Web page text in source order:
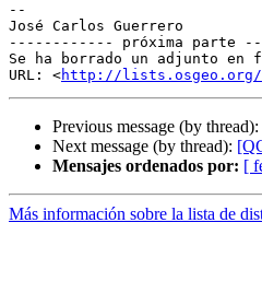
--
José Carlos Guerrero
------------ próxima parte
Se ha borrado un adjunto en
URL: <http://lists.osgeo.org/
Previous message (by thread):
Next message (by thread):
Mensajes ordenados por: [
Más información sobre la lista de